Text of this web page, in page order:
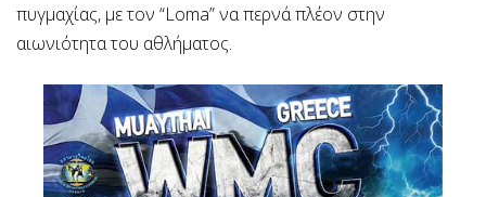
πυγμαχίας, με τον “Loma” να περνά πλέον στην
αιωνιότητα του αθλήματος.